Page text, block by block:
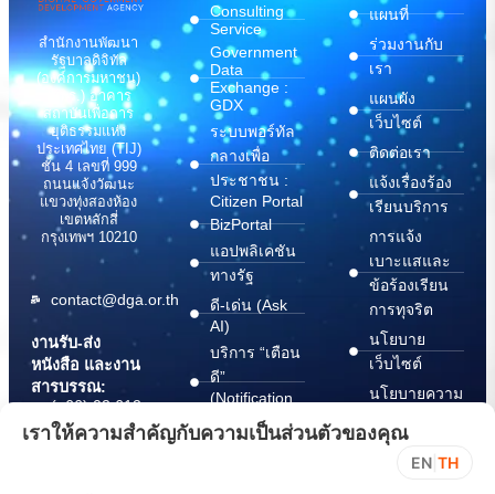
สำนักงานพัฒนา
รัฐบาลดิจิทัล
(องค์การมหาชน)
(สพร.) อาคาร
สถาบันเพื่อการ
ยุติธรรมแห่ง
ประเทศไทย (TIJ)
ชั้น 4 เลขที่ 999
ถนนแจ้งวัฒนะ
แขวงทุ่งสองห้อง
เขตหลักสี่
กรุงเทพฯ 10210
contact@dga.or.th
งานรับ-ส่ง
หนังสือ และงาน
สารบรรณ:
(+66) 02 612
6000
saraban@dga.or.th
Consulting
Service
Government
Data
Exchange :
GDX
ระบบพอร์ทัล
กลางเพื่อ
ประชาชน :
Citizen Portal
BizPortal
แอปพลิเคชัน
ทางรัฐ
ดี-เด่น (Ask
AI)
บริการ “เตือน
ดี”
(Notification
บริการ
แผนที่
ร่วมงานกับ
เรา
แผนผัง
เว็บไซต์
ติดต่อเรา
แจ้งเรื่องร้อง
เรียนบริการ
การแจ้ง
เบาะแสและ
ข้อร้องเรียน
การทุจริต
นโยบาย
เว็บไซต์
นโยบายความ
ปลอดภัย
สารสนเทศ
เราให้ความสำคัญกับความเป็นส่วนตัวของคุณ
EN TH